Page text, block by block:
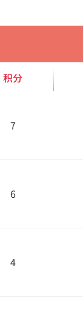
积分
7
6
4